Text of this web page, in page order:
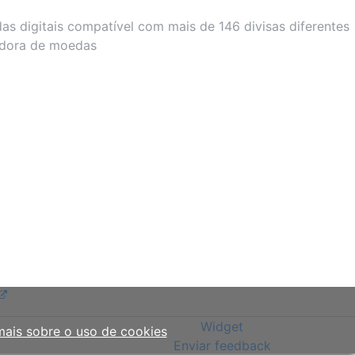
digitais compatível com mais de 146 divisas diferentes
de moedas
Widget
Enviar feedback
sobre o uso de cookies